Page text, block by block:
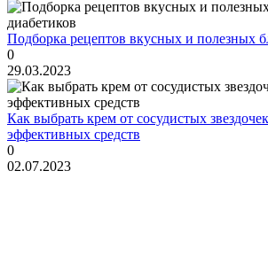
Подборка рецептов вкусных и полезных
0
29.03.2023
Как выбрать крем от сосудистых
эффективных средств
0
02.07.2023